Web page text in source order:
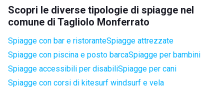
Scopri le diverse tipologie di spiagge nel
comune di Tagliolo Monferrato
Spiagge con bar e ristoranteSpiagge attrezzate
Spiagge con piscina e posto barcaSpiagge per bambini
Spiagge accessibili per disabiliSpiagge per cani
Spiagge con corsi di kitesurf windsurf e vela